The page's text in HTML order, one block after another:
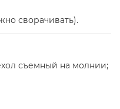
сворачивать).
съемный на молнии;